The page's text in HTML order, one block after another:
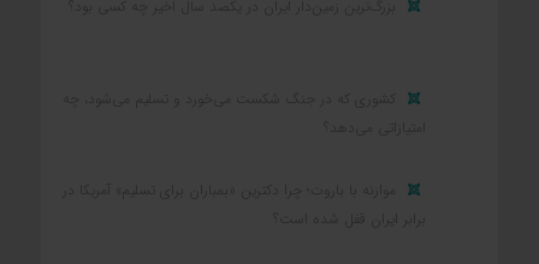
بزرگ‌ترین زمین‌دار ایران در یکصد سال اخیر چه کسی بود؟
کشوری که در جنگ شکست می‌خورد و تسلیم می‌شود، چه
امتیازاتی می‌دهد؟
موازنه با باروت؛ چرا دکترین «بمباران برای تسلیم» آمریکا در